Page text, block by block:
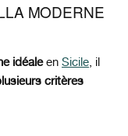
MODERNE
idéaleen Sicile, il
critères